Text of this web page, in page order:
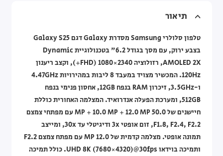
תיאור
טלפון סלולרי Samsung מסדרת Galaxy דגם Galaxy S25
בצבע ירוק, עם מסך בגודל 6.2" בטכנולוגיית Dynamic
AMOLED 2X, רזולוציה 2340×1080 (FHD+), וקצב ריענון
120Hz. המכשיר מצויד במעבד 8 ליבות במהירויות 4.47GHz
ו-3.5GHz, זיכרון RAM בנפח 12GB, אחסון פנימי בנפח
512GB, ומערכת הפעלה אנדרואיד. המצלמה האחורית כוללת
חיישנים של 50.0 MP + 10.0 MP + 12.0 MP עם מפתחי צמצם
F1.8, F2.4, F2.2, זום אופטי 3x ודיגיטלי עד 30x, ומייצב
תמונה אופטי. מצלמה קדמית של 12.0 MP עם מפתח צמצם F2.2
ותמיכה בוידאו UHD 8K (7680×4320)@30fps. כולל תמיכה